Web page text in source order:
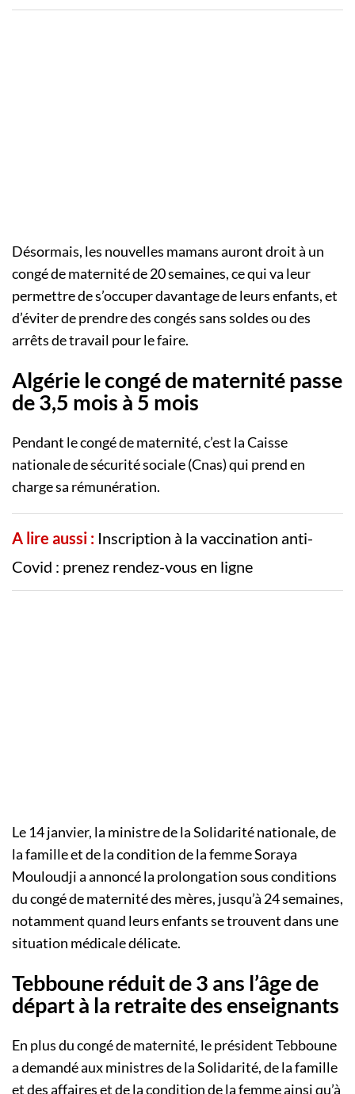
Désormais, les nouvelles mamans auront droit à un
congé de maternité de 20 semaines, ce qui va leur
permettre de s’occuper davantage de leurs enfants, et
d’éviter de prendre des congés sans soldes ou des
arrêts de travail pour le faire.
Algérie le congé de maternité passe
de 3,5 mois à 5 mois
Pendant le congé de maternité, c’est la Caisse
nationale de sécurité sociale (Cnas) qui prend en
charge sa rémunération.
A lire aussi : Inscription à la vaccination anti-
Covid : prenez rendez-vous en ligne
Le 14 janvier, la ministre de la Solidarité nationale, de
la famille et de la condition de la femme Soraya
Mouloudji a annoncé la prolongation sous conditions
du congé de maternité des mères, jusqu’à 24 semaines,
notamment quand leurs enfants se trouvent dans une
situation médicale délicate.
Tebboune réduit de 3 ans l’âge de
départ à la retraite des enseignants
En plus du congé de maternité, le président Tebboune
a demandé aux ministres de la Solidarité, de la famille
et des affaires et de la condition de la femme ainsi qu’à